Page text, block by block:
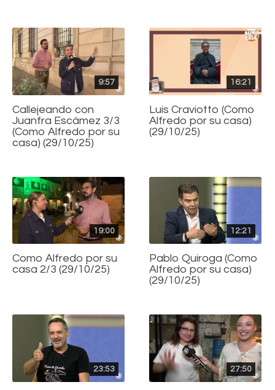
9:57
Callejeando con
Juanfra Escámez 3/3
(Como Alfredo por su
casa) (29/10/25)
16:21
Luis Craviotto (Como
Alfredo por su casa)
(29/10/25)
19:00
Como Alfredo por su
casa 2/3 (29/10/25)
12:21
Pablo Quiroga (Como
Alfredo por su casa)
(29/10/25)
23:53 27:50